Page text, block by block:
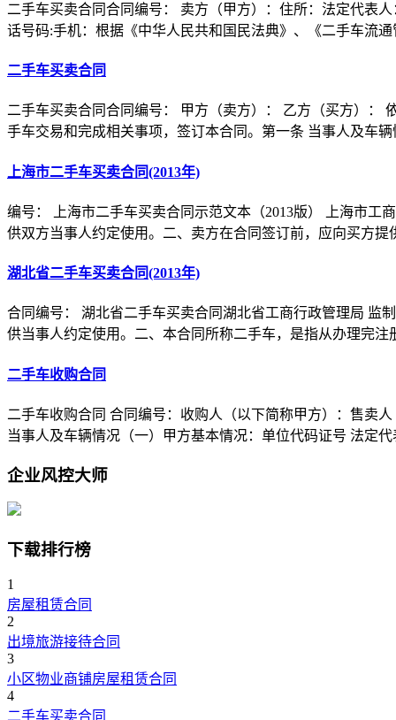
二手车买卖合同合同编号： 卖方（甲方）：住所：法定代表
话号码:手机：根据《中华人民共和国民法典》、《二手车流
二手车买卖合同
二手车买卖合同合同编号： 甲方（卖方）： 乙方（买方）：
手车交易和完成相关事项，签订本合同。第一条 当事人及车
上海市二手车买卖合同(2013年)
编号： 上海市二手车买卖合同示范文本（2013版） 上海市工
供双方当事人约定使用。二、卖方在合同签订前，应向买方提
湖北省二手车买卖合同(2013年)
合同编号： 湖北省二手车买卖合同湖北省工商行政管理局 监
供当事人约定使用。二、本合同所称二手车，是指从办理完注
二手车收购合同
二手车收购合同 合同编号：收购人（以下简称甲方）：售卖
当事人及车辆情况（一）甲方基本情况：单位代码证号 法定
企业风控大师
下载排行榜
1
房屋租赁合同
2
出境旅游接待合同
3
小区物业商铺房屋租赁合同
4
二手车买卖合同